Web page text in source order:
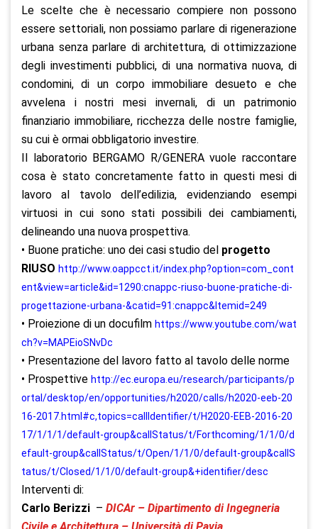
Le scelte che è necessario compiere non possono
essere settoriali, non possiamo parlare di rigenerazione
urbana senza parlare di architettura, di ottimizzazione
degli investimenti pubblici, di una normativa nuova, di
condomini, di un corpo immobiliare desueto e che
avvelena i nostri mesi invernali, di un patrimonio
finanziario immobiliare, ricchezza delle nostre famiglie,
su cui è ormai obbligatorio investire.
Il laboratorio BERGAMO R/GENERA vuole raccontare
cosa è stato concretamente fatto in questi mesi di
lavoro al tavolo dell’edilizia, evidenziando esempi
virtuosi in cui sono stati possibili dei cambiamenti,
delineando una nuova prospettiva.
• Buone pratiche: uno dei casi studio del progetto
RIUSO http://www.oappcct.it/index.php?option=com_cont
ent&view=article&id=1290:cnappc-riuso-buone-pratiche-di-
progettazione-urbana-&catid=91:cnappc&Itemid=249
• Proiezione di un docufilm https://www.youtube.com/wat
ch?v=MAPEioSNvDc
• Presentazione del lavoro fatto al tavolo delle norme
• Prospettive http://ec.europa.eu/research/participants/p
ortal/desktop/en/opportunities/h2020/calls/h2020-eeb-20
16-2017.html#c,topics=callIdentifier/t/H2020-EEB-2016-20
17/1/1/1/default-group&callStatus/t/Forthcoming/1/1/0/d
efault-group&callStatus/t/Open/1/1/0/default-group&callS
tatus/t/Closed/1/1/0/default-group&+identifier/desc
Interventi di:
Carlo Berizzi – DICAr – Dipartimento di Ingegneria